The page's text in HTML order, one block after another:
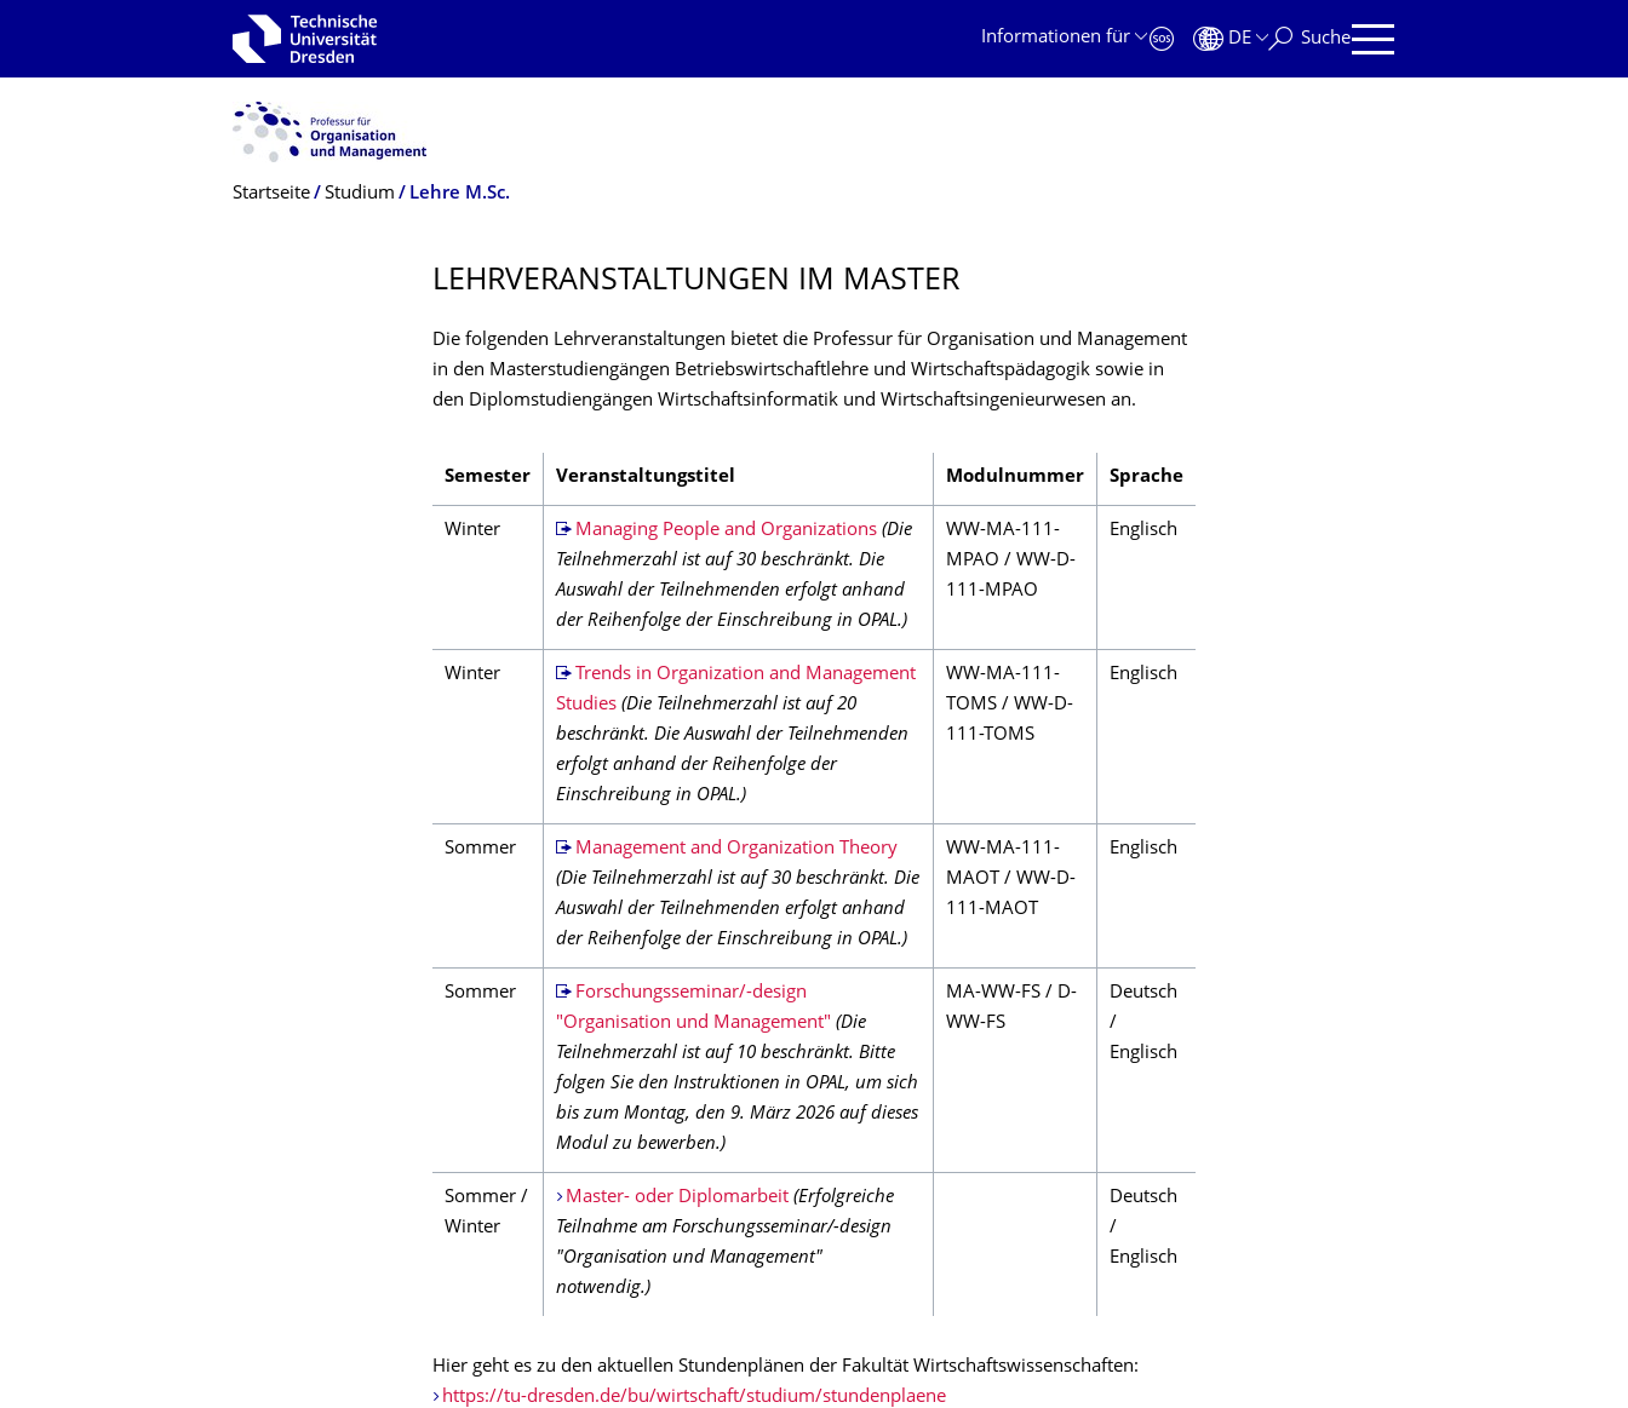
Zur Hauptnavigation springen
Informationen für
DE Suche
Breadcrumb-Menü
Startseite Studium Lehre M.Sc.
LEHRVERANSTAL­TUNGEN IM MASTER
Die folgenden Lehrveranstaltungen bietet die Professur für Organisation und Management
in den Masterstudiengängen Betriebswirtschaftlehre und Wirtschaftspädagogik sowie in
den Diplomstudiengängen Wirtschaftsinformatik und Wirtschaftsingenieurwesen an.
Semester Veranstaltungstitel Modulnummer Sprache
Winter Managing People and Organizations (Die
Teilnehmerzahl ist auf 30 beschränkt. Die
Auswahl der Teilnehmenden erfolgt anhand
der Reihenfolge der Einschreibung in OPAL.)
WW-MA-111-
MPAO / WW-D-
111-MPAO
Englisch
Winter
Trends in Organization and Management
Studies (Die Teilnehmerzahl ist auf 20
beschränkt. Die Auswahl der Teilnehmenden
erfolgt anhand der Reihenfolge der
Einschreibung in OPAL.)
WW-MA-111-
TOMS / WW-D-
111-TOMS
Englisch
Sommer
Management and Organization Theory
(Die Teilnehmerzahl ist auf 30 beschränkt. Die
Auswahl der Teilnehmenden erfolgt anhand
der Reihenfolge der Einschreibung in OPAL.)
WW-MA-111-
MAOT / WW-D-
111-MAOT
Englisch
Sommer
Forschungsseminar/-design
"Organisation und Management" (Die
Teilnehmerzahl ist auf 10 beschränkt. Bitte
folgen Sie den Instruktionen in OPAL, um sich
bis zum Montag, den 9. März 2026 auf dieses
Modul zu bewerben.)
MA-WW-FS / D-
WW-FS
Deutsch
/
Englisch
Sommer /
Winter
Master- oder Diplomarbeit (Erfolgreiche
Teilnahme am Forschungsseminar/-design
"Organisation und Management"
notwendig.)
Deutsch
/
Englisch
Hier geht es zu den aktuellen Stundenplänen der Fakultät Wirtschaftswissenschaften:
https://tu-dresden.de/bu/wirtschaft/studium/stundenplaene